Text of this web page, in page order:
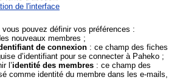
de l'interface
pouvez définir vos préférences :
nouveaux membres ;
de connexion : ce champ des fiches
d’identifiant pour se connecter à Paheko ;
l’identité des membres : ce champ des
comme identité du membre dans les e-mails,